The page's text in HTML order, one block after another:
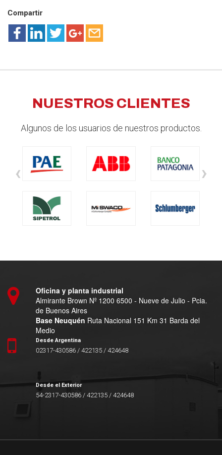
Compartir
NUESTROS CLIENTES
Algunos de los usuarios de nuestros productos.
‹ ›
Oficina y planta industrial
Almirante Brown Nº 1200 6500 - Nueve de Julio - Pcia.
de Buenos Aires
Base Neuquén Ruta Nacional 151 Km 31 Barda del
Medio
Desde Argentina
02317-430586 / 422135 / 424648
Desde el Exterior
54-2317-430586 / 422135 / 424648